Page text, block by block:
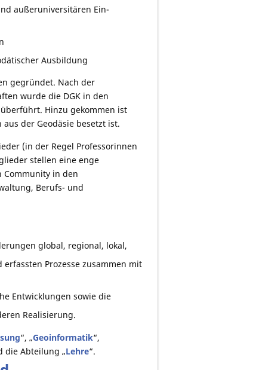
außeruniversitären Ein­
Ausbildung
gegründet. Nach der
wurde die DGK in den
überführt. Hinzu gekommen ist
der Geodäsie besetzt ist.
(in der Regel Professorinnen
stellen eine enge
in den
Berufs- und
global, regional, lokal,
Prozesse zusammen mit
Entwicklungen sowie die
Realisierung.
“, „Geoinformatik“,
die Abteilung „Lehre“.